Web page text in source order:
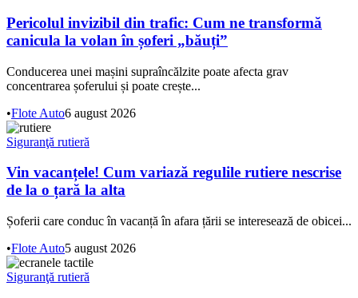
Pericolul invizibil din trafic: Cum ne transformă
canicula la volan în șoferi „băuți”
Conducerea unei mașini supraîncălzite poate afecta grav
concentrarea șoferului și poate crește...
•Flote Auto6 august 2026
Siguranţă rutieră
Vin vacanțele! Cum variază regulile rutiere nescrise
de la o țară la alta
Șoferii care conduc în vacanță în afara țării se interesează de obicei...
•Flote Auto5 august 2026
Siguranţă rutieră